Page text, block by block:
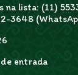
na lista: (11)
3648
entrada